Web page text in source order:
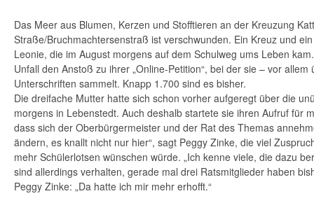
Das Meer aus Blumen, Kerzen und Stofftieren an der Kreuzung
Straße/Bruchmachtersenstraß ist verschwunden. Ein Kreuz und
Leonie, die im August morgens auf dem Schulweg ums Leben
Unfall den Anstoß zu ihrer „Online-Petition“, bei der sie – vor
Unterschriften sammelt. Knapp 1.700 sind es bisher.
Die dreifache Mutter hatte sich schon vorher aufgeregt über die
morgens in Lebenstedt. Auch deshalb startete sie ihren Aufruf für
dass sich der Oberbürgermeister und der Rat des Themas
ändern, es knallt nicht nur hier“, sagt Peggy Zinke, die viel
mehr Schülerlotsen wünschen würde. „Ich kenne viele, die dazu
sind allerdings verhalten, gerade mal drei Ratsmitglieder haben
Peggy Zinke: „Da hatte ich mir mehr erhofft.“